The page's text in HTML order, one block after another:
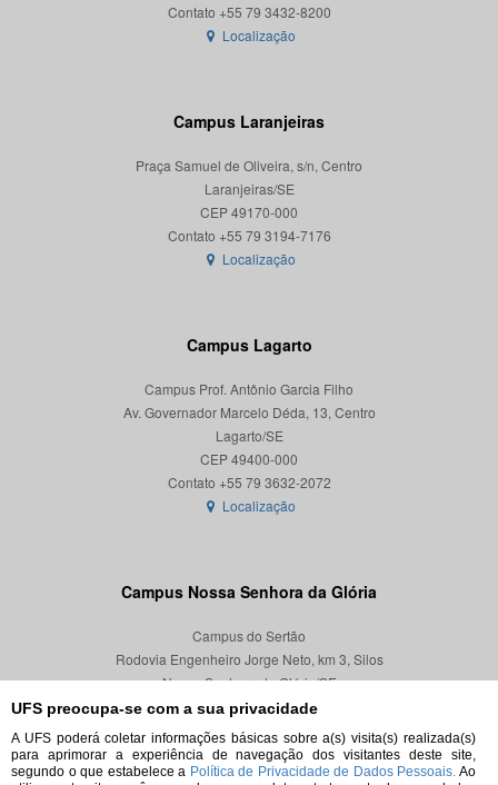
UFS preocupa-se com a sua privacidade
A UFS poderá coletar informações básicas sobre a(s) visita(s) realizada(s)
para aprimorar a experiência de navegação dos visitantes deste site,
segundo o que estabelece a Política de Privacidade de Dados Pessoais. Ao
Localização
Campus Laranjeiras
Praça Samuel de Oliveira, s/n, Centro
Laranjeiras/SE
CEP 49170-000
Localização
Campus Lagarto
Campus Prof. Antônio Garcia Filho
Av. Governador Marcelo Déda, 13, Centro
Lagarto/SE
CEP 49400-000
Localização
Campus Nossa Senhora da Glória
Campus do Sertão
Rodovia Engenheiro Jorge Neto, km 3, Silos
Nossa Senhora da Glória/SE
CEP 49680-000
Localização